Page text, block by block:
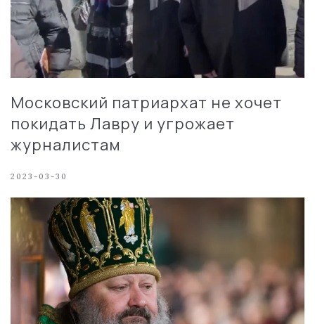
Московский патриархат не хочет
покидать Лавру и угрожает
журналистам
2023-03-30